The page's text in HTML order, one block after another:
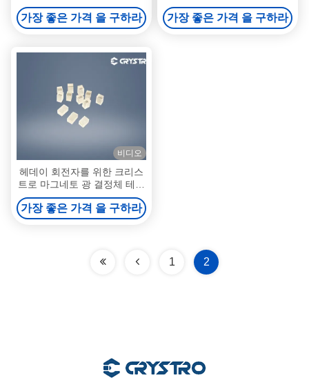
가장 좋은 가격 을 구하라
규모의 전형적인 크기를 사용
자 정의 할 수 있습니다
가장 좋은 가격 을 구하라
비디오
헤데이 회전자를 위한 크리스
트로 마그네토 광 결정체 테르
븀-갈륨-가넷
가장 좋은 가격 을 구하라
1 2